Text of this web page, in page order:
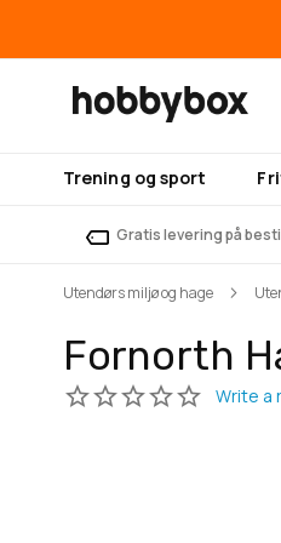
Trening og sport
Gratis levering på
Utendørs miljø og hage
Fornorth